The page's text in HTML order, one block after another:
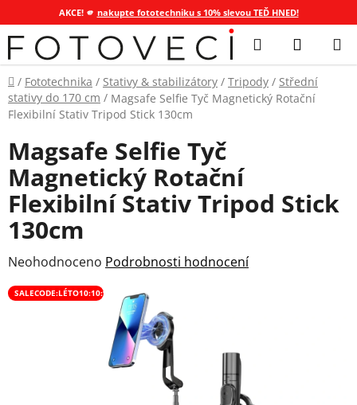
AKCE! 🫵 nakupte fototechniku s 10% slevou TEĎ HNED!
Přejít
na
obsah
Hledat
KOŠÍK
Domů
/ Fototechnika / Stativy & stabilizátory / Tripody / Střední
stativy do 170 cm / Magsafe Selfie Tyč Magnetický Rotační
Flexibilní Stativ Tripod Stick 130cm
Magsafe Selfie Tyč
Magnetický Rotační
Flexibilní Stativ Tripod Stick
130cm
Průměrné
hodnocení
produktu
Neohodnoceno Podrobnosti hodnocení
SALECODE:LÉTO10:10:%